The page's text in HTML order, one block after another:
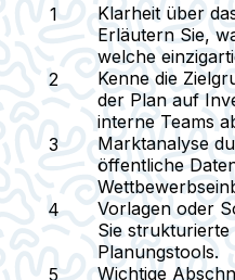
Klarheit über
Erläutern Sie,
welche
Kenne die
der Plan auf
interne Teams
Marktanalyse
öffentliche
Vorlagen oder
Sie
Planungstools.
Wichtige